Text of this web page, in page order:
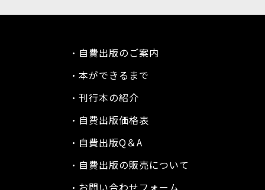
自費出版のご案内
本ができるまで
刊行本の紹介
自費出版価格表
自費出版Q＆A
自費出版の販売について